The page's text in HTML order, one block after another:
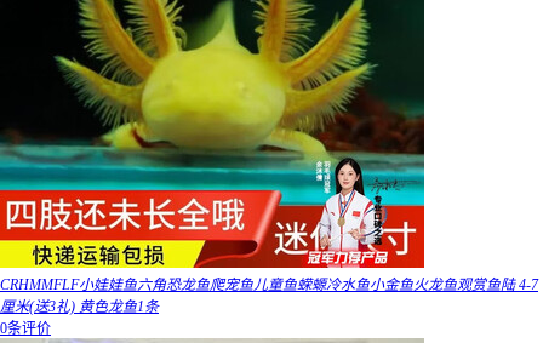
CRHMMFLF小娃娃鱼六角恐龙鱼爬宠鱼儿童鱼蝾螈冷水鱼小金鱼火龙鱼观赏鱼陆 4-7
厘米(送3礼) 黄色龙鱼1条
0条评价